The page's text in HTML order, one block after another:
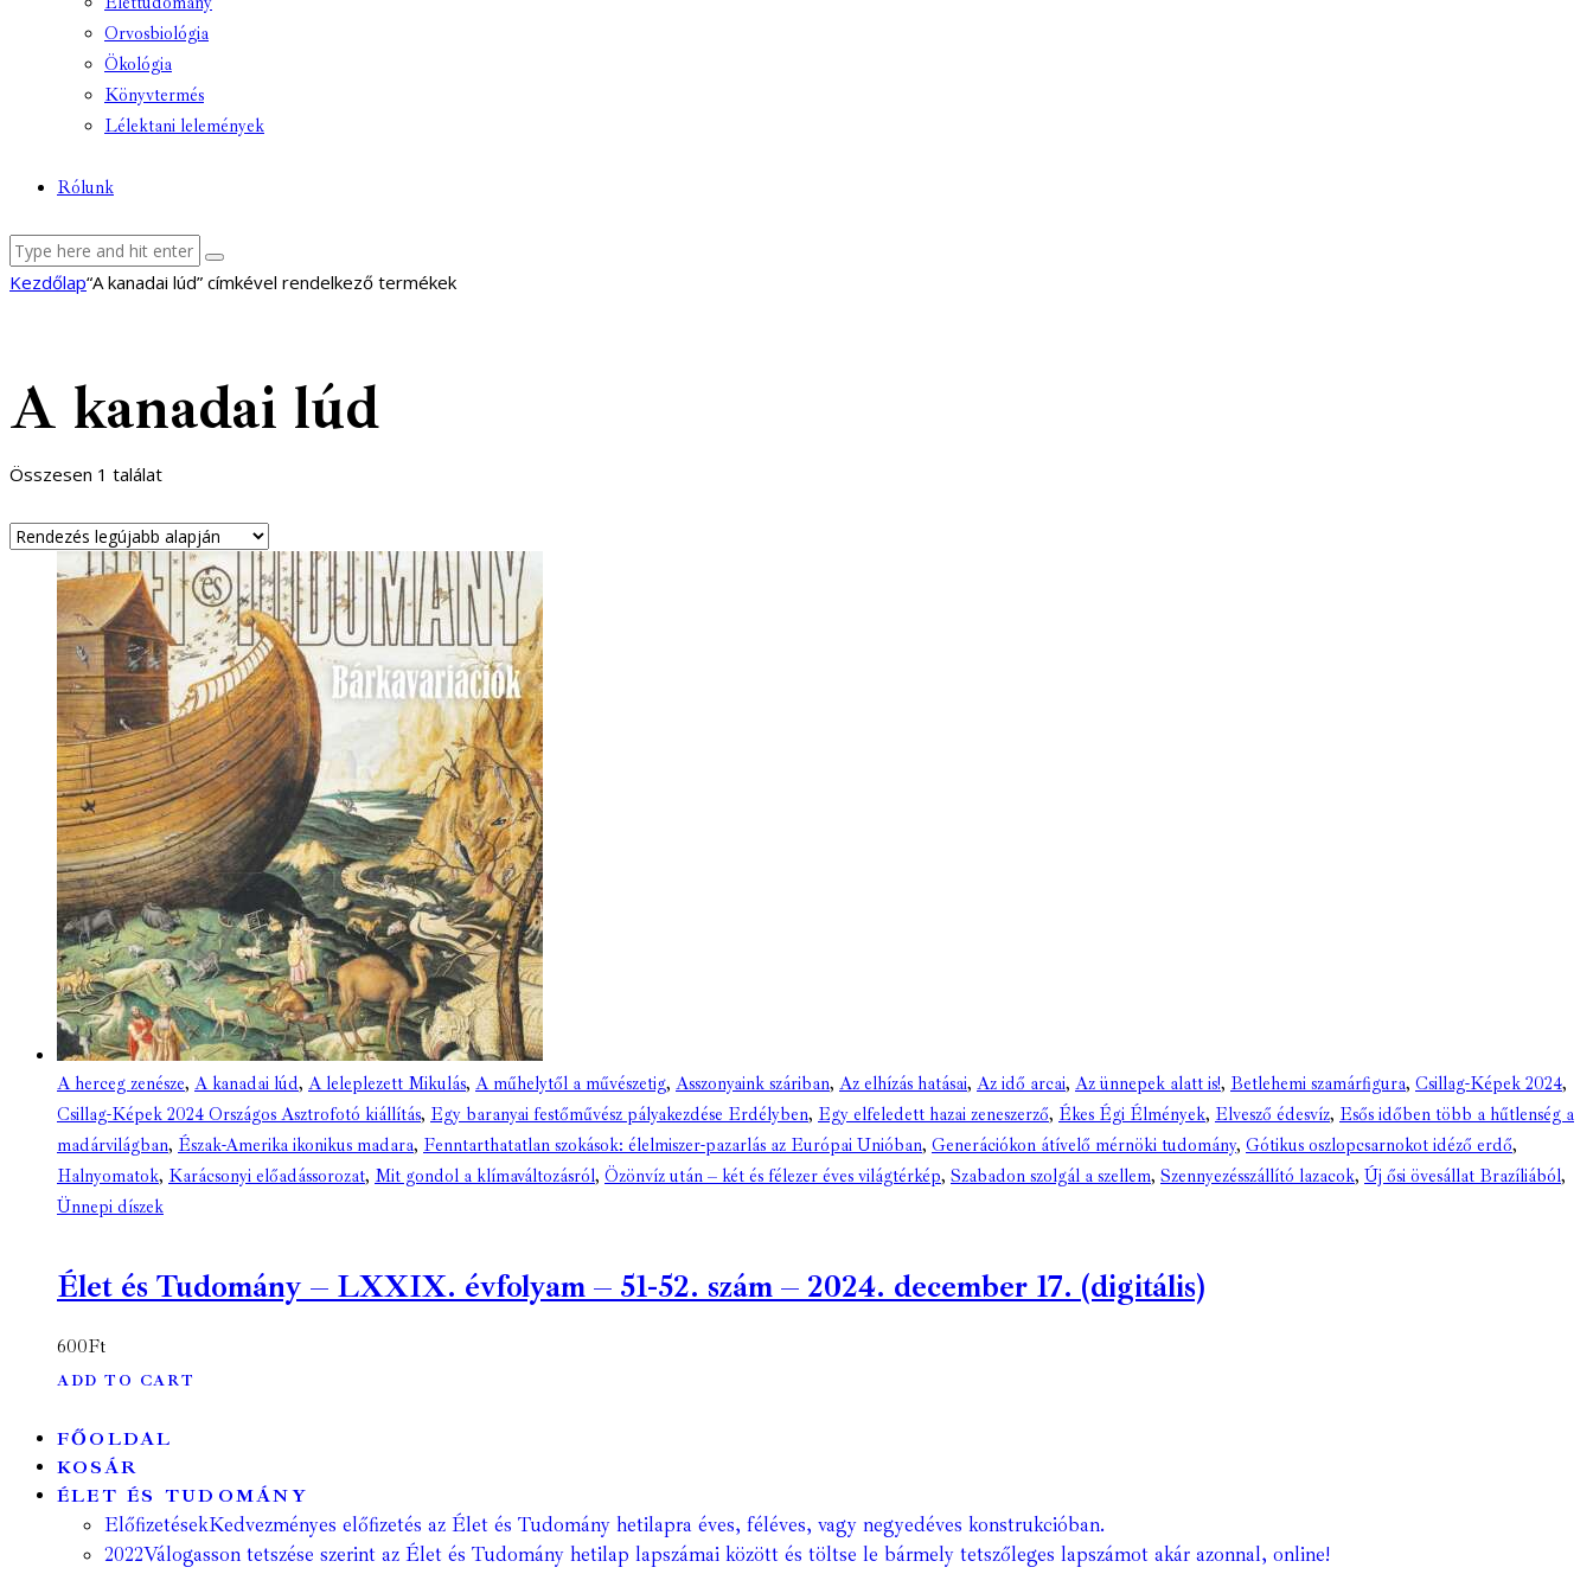
Orvosbiológia
Ökológia
Könyvtermés
Lélektani lelemények
Rólunk
facebook-
youtube-
email
Kezdőlap“A kanadai lúd” címkével rendelkező termékek
A kanadai lúd
Összesen 1 találat
A herceg zenésze, A kanadai lúd, A leleplezett Mikulás, A műhelytől a művészetig, Asszonyaink száriban, Az elhízás hatásai, Az idő arcai, Az ünnepek alatt is!, Betlehemi szamárfigura, Csillag-Képek 2024,
Csillag-Képek 2024 Országos Asztrofotó kiállítás, Egy baranyai festőművész pályakezdése Erdélyben, Egy elfeledett hazai zeneszerző, Ékes Égi Élmények, Elvesző édesvíz, Esős időben több a hűtlenség a
madárvilágban, Észak-Amerika ikonikus madara, Fenntarthatatlan szokások: élelmiszer-pazarlás az Európai Unióban, Generációkon átívelő mérnöki tudomány, Gótikus oszlopcsarnokot idéző erdő,
Halnyomatok, Karácsonyi előadássorozat, Mit gondol a klímaváltozásról, Özönvíz után – két és félezer éves világtérkép, Szabadon szolgál a szellem, Szennyezésszállító lazacok, Új ősi övesállat Brazíliából,
Ünnepi díszek
Élet és Tudomány – LXXIX. évfolyam – 51-52. szám – 2024. december 17. (digitális)
600Ft
ADD TO CART
FŐOLDAL
KOSÁR
ÉLET ÉS TUDOMÁNY
ElőfizetésekKedvezményes előfizetés az Élet és Tudomány hetilapra éves, féléves, vagy negyedéves konstrukcióban.
2022Válogasson tetszése szerint az Élet és Tudomány hetilap lapszámai között és töltse le bármely tetszőleges lapszámot akár azonnal, online!